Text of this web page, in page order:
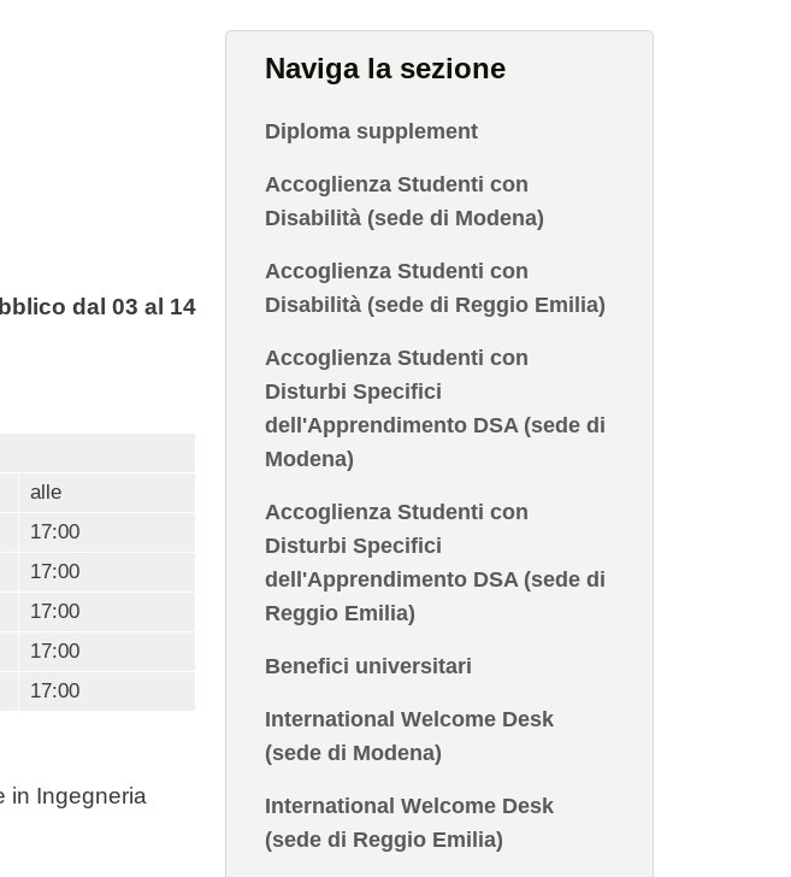
dal 03 al 14
alle
17:00
17:00
17:00
17:00
17:00
in Ingegneria
Naviga la sezione
Diploma supplement
Accoglienza Studenti con
Disabilità (sede di Modena)
Accoglienza Studenti con
Disabilità (sede di Reggio Emilia)
Accoglienza Studenti con
Disturbi Specifici
dell'Apprendimento DSA (sede di
Modena)
Accoglienza Studenti con
Disturbi Specifici
dell'Apprendimento DSA (sede di
Reggio Emilia)
Benefici universitari
International Welcome Desk
(sede di Modena)
International Welcome Desk
(sede di Reggio Emilia)